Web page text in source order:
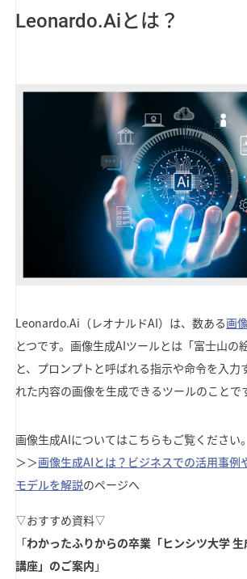
Leonardo.Aiとは？
Leonardo.Ai（レオナルドAI）は、数ある画
とつです。画像生成AIツールとは「富士山の
と、プロンプトと呼ばれる指示や命令を入力
れた内容の画像を生成できるツールのことで
画像生成AIについてはこちらもご覧ください。
＞＞画像生成AIとは？ビジネスでの活用事例
モデルを解説のページへ
▽おすすめ資料▽
「わかったふりからの卒業「ヒンシツ大学
講座」のご案内 」